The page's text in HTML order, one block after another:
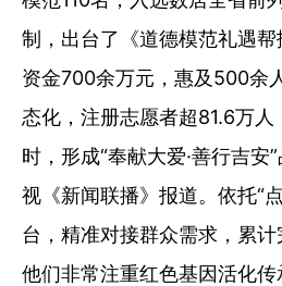
制，出台了《道德模范礼遇
资金700余万元，惠及500余
态化，注册志愿者超81.6万
时，形成“奉献大爱·善行吉安
视《新闻联播》报道。依托
台，精准对接群众需求，累计
他们非常注重红色基因活化